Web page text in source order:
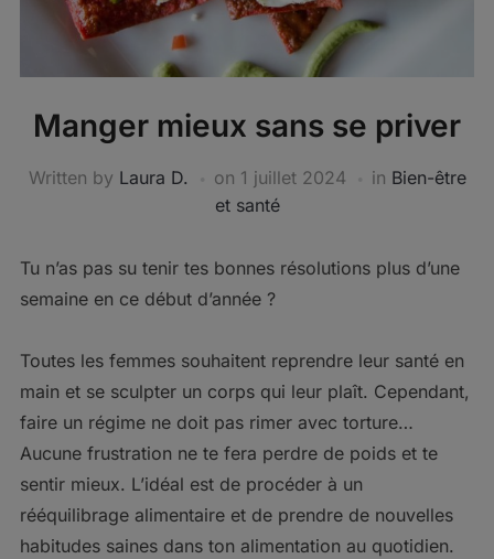
Manger mieux sans se priver
Written by Laura D. on 1 juillet 2024 in Bien-être
et santé
Tu n’as pas su tenir tes bonnes résolutions plus d’une
semaine en ce début d’année ?
Toutes les femmes souhaitent reprendre leur santé en
main et se sculpter un corps qui leur plaît. Cependant,
faire un régime ne doit pas rimer avec torture…
Aucune frustration ne te fera perdre de poids et te
sentir mieux. L’idéal est de procéder à un
rééquilibrage alimentaire et de prendre de nouvelles
habitudes saines dans ton alimentation au quotidien.